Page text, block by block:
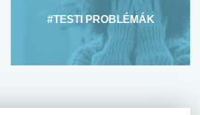
#TESTI PROBLÉMÁK